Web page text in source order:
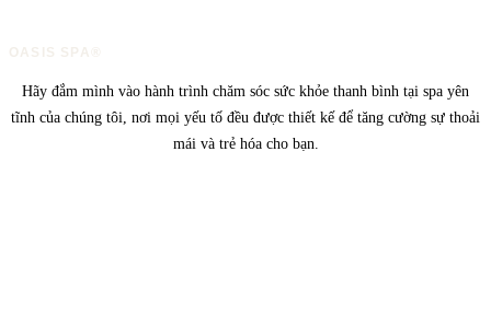
Hãy đắm mình vào hành trình chăm sóc sức khỏe thanh bình tại spa yên
tĩnh của chúng tôi, nơi mọi yếu tố đều được thiết kế để tăng cường sự thoải
mái và trẻ hóa cho bạn.